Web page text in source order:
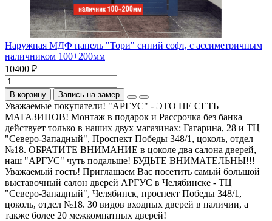
Наружная МДФ панель "Тори" синий софт, с ассиметричным
наличником 100+200мм
10400 ₽
В корзину Запись на замер
Уважаемые покупатели! "АРГУС" - ЭТО НЕ СЕТЬ
МАГАЗИНОВ! Монтаж в подарок и Рассрочка без банка
действует только в наших двух магазинах: Гагарина, 28 и ТЦ
"Северо-Западный", Проспект Победы 348/1, цоколь, отдел
№18. ОБРАТИТЕ ВНИМАНИЕ в цоколе два салона дверей,
наш "АРГУС" чуть подальше! БУДЬТЕ ВНИМАТЕЛЬНЫ!!!
Уважаемый гость! Приглашаем Вас посетить самый большой
выставочный салон дверей АРГУС в Челябинске - ТЦ
"Северо-Западный", Челябинск, проспект Победы 348/1,
цоколь, отдел №18. 30 видов входных дверей в наличии, а
также более 20 межкомнатных дверей!